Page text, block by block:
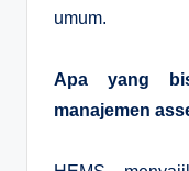
umum.
Apa yang
manajemen